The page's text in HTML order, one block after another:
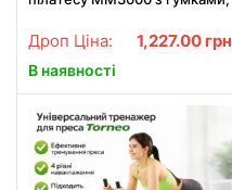
вправ на прес та ноги,
чорний з помаранчевими
елементами
Дроп Ціна: 1,227.00 грн
В наявності